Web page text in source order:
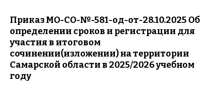
Приказ МО-СО-№-581-од-от-28.10.2025 Об
определении сроков и регистрации для
участия в итоговом
сочинении(изложении) на территории
Самарской области в 2025/2026 учебном
году